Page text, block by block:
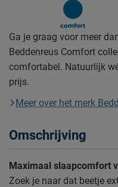
Ga je graag voor meer
Beddenreus Comfort
comfortabel. Natuurlijk
prijs.
Meer over het merk
Omschrijving
Maximaal slaapcomfort
Zoek je naar dat beetje